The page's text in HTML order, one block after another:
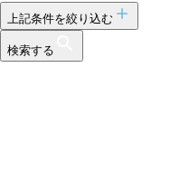
上記条件を絞り込む
検索する